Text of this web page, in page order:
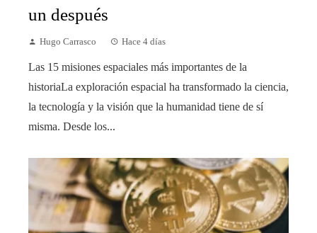
un después
Hugo Carrasco Hace 4 días
Las 15 misiones espaciales más importantes de la
historiaLa exploración espacial ha transformado la ciencia,
la tecnología y la visión que la humanidad tiene de sí
misma. Desde los...